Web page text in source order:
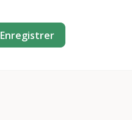
Enregistrer